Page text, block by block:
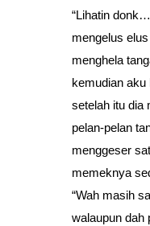
“Lihatin
mengelus
menghela
kemudian
setelah itu dia
pelan-pelan
menggeser
memeknya
“Wah masih
walaupun dah